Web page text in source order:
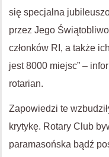
się specjalna
przez Jego
członków RI, a także
jest 8000 miejsc” –
rotarian.
Zapowiedzi te
krytykę. Rotary Club
paramasońska bądź